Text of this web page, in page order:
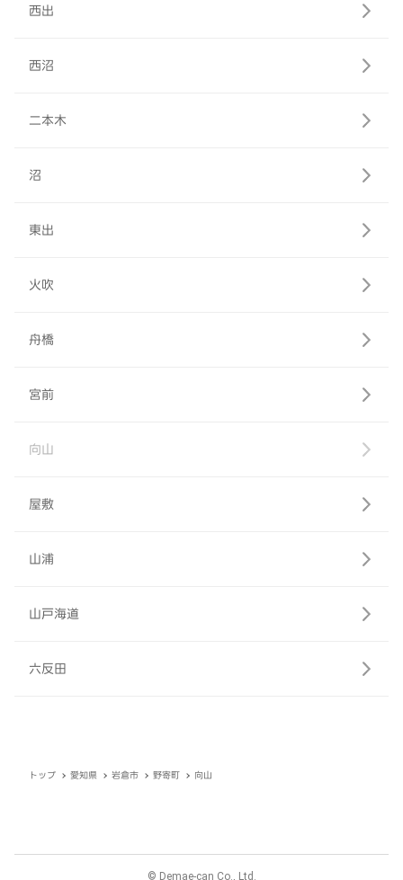
西出
西沼
二本木
沼
東出
火吹
舟橋
宮前
向山
屋敷
山浦
山戸海道
六反田
トップ 愛知県 岩倉市 野寄町 向山
© Demae-can Co., Ltd.